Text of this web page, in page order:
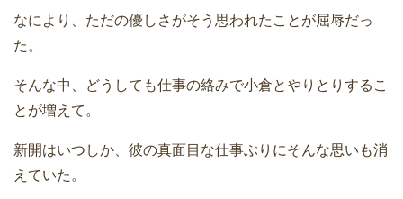
なにより、ただの優しさがそう思われたことが屈辱だっ
た。
そんな中、どうしても仕事の絡みで小倉とやりとりするこ
とが増えて。
新開はいつしか、彼の真面目な仕事ぶりにそんな思いも消
えていた。